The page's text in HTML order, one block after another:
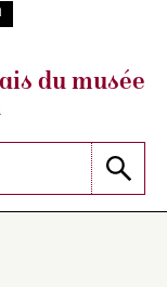
du musée